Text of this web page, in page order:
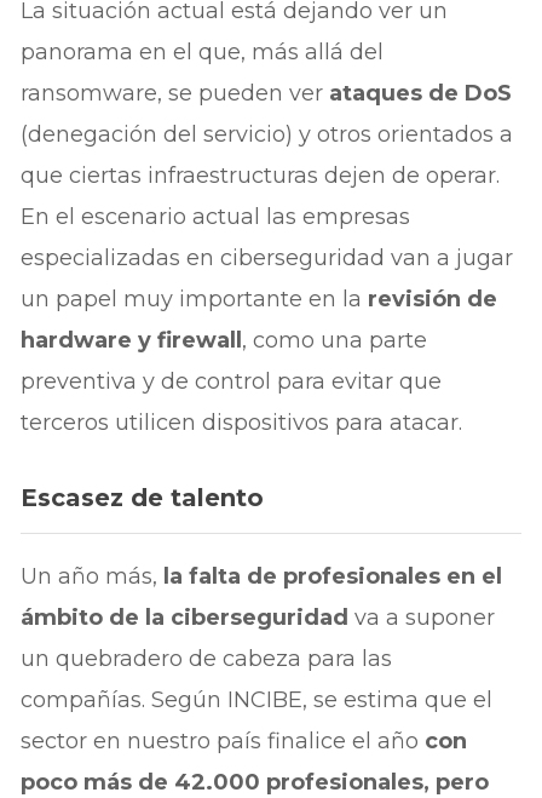
La situación actual está dejando ver un
panorama en el que, más allá del
ransomware, se pueden ver ataques de DoS
(denegación del servicio) y otros orientados a
que ciertas infraestructuras dejen de operar.
En el escenario actual las empresas
especializadas en ciberseguridad van a jugar
un papel muy importante en la revisión de
hardware y firewall , como una parte
preventiva y de control para evitar que
terceros utilicen dispositivos para atacar.
Escasez de talento
Un año más, la falta de profesionales en el
ámbito de la ciberseguridad va a suponer
un quebradero de cabeza para las
compañías. Según INCIBE, se estima que el
sector en nuestro país finalice el año con
poco más de 42.000 profesionales, pero